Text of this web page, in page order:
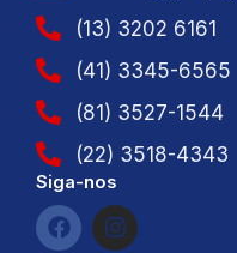
(13) 3202 6161
(41) 3345-6565
(81) 3527-1544
(22) 3518-4343
Siga-nos
F
a
I
n